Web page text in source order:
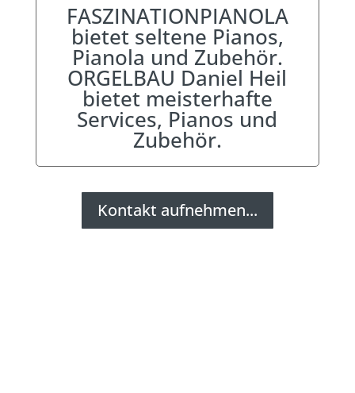
FASZINATIONPIANOLA
bietet seltene Pianos,
Pianola und Zubehör.
ORGELBAU Daniel Heil
bietet meisterhafte
Services, Pianos und
Zubehör.
Kontakt aufnehmen...